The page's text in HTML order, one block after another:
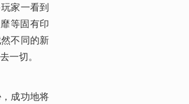
家一看到
等固有印
不同的新
一切。
成功地将